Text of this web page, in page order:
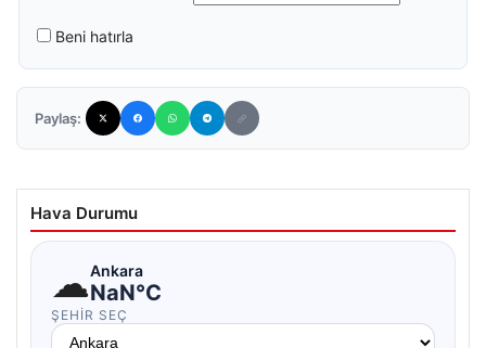
Beni hatırla
Paylaş:
Hava Durumu
☁Ankara
NaN°C
ŞEHIR SEÇ